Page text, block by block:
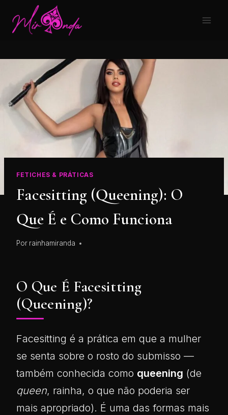
FETICHES & PRÁTICAS
Facesitting (Queening): O
Que É e Como Funciona
Por rainhamiranda
O Que É Facesitting
(Queening)?
Facesitting é a prática em que a mulher
se senta sobre o rosto do submisso —
também conhecida como queening (de
queen, rainha, o que não poderia ser
mais apropriado). É uma das formas mais